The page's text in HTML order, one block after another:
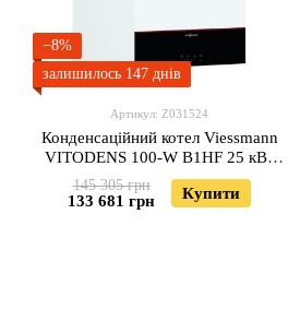
−8%
залишилось 147 днів
Артикул: Z031524
Конденсаційний котел Viessmann
VITODENS 100-W B1НF 25 кВт
одноконтурний
145 305 грн
133 681 грн Купити